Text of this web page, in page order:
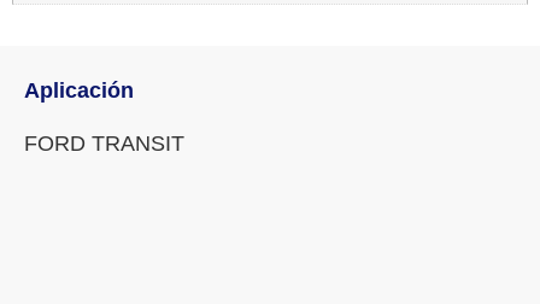
Aplicación
FORD TRANSIT